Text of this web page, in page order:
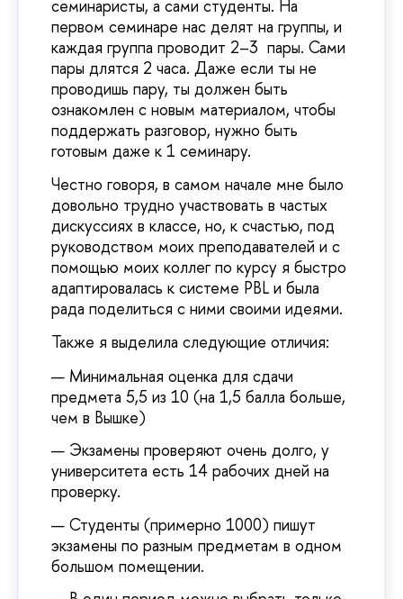
семинаристы, а сами студенты. На
первом семинаре нас делят на группы, и
каждая группа проводит 2–3 пары. Сами
пары длятся 2 часа. Даже если ты не
проводишь пару, ты должен быть
ознакомлен с новым материалом, чтобы
поддержать разговор, нужно быть
готовым даже к 1 семинару.
Честно говоря, в самом начале мне было
довольно трудно участвовать в частых
дискуссиях в классе, но, к счастью, под
руководством моих преподавателей и с
помощью моих коллег по курсу я быстро
адаптировалась к системе PBL и была
рада поделиться с ними своими идеями.
Также я выделила следующие отличия:
Минимальная оценка для сдачи
предмета 5,5 из 10 (на 1,5 балла больше,
чем в Вышке)
Экзамены проверяют очень долго, у
университета есть 14 рабочих дней на
проверку.
Студенты (примерно 1000) пишут
экзамены по разным предметам в одном
большом помещении.